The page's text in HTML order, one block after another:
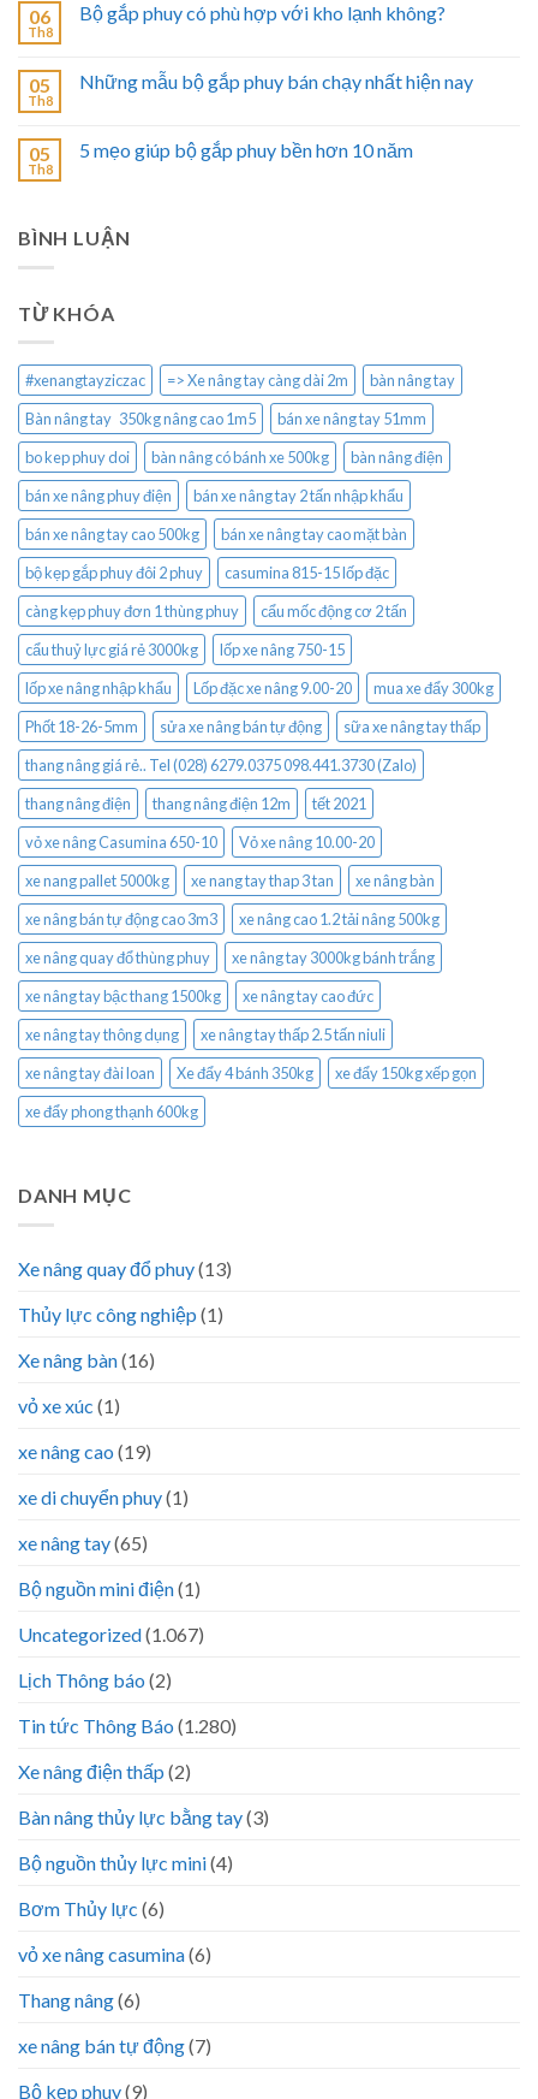
06
Th8
Bộ gắp phuy có phù hợp với kho lạnh không?
05
Th8
Những mẫu bộ gắp phuy bán chạy nhất hiện nay
05
Th8
5 mẹo giúp bộ gắp phuy bền hơn 10 năm
BÌNH LUẬN
TỪ KHÓA
#xenangtayziczac => Xe nâng tay càng dài 2m
bàn nâng tay
Bàn nâng tay 350kg nâng cao 1m5
bán xe nâng tay 51mm
bo kep phuy doi
bàn nâng có bánh xe 500kg
bàn nâng điện
bán xe nâng phuy điện
bán xe nâng tay 2 tấn nhập khẩu
bán xe nâng tay cao 500kg
bán xe nâng tay cao mặt bàn
bộ kẹp gắp phuy đôi 2 phuy
casumina 815-15 lốp đặc
càng kẹp phuy đơn 1 thùng phuy
cẩu mốc động cơ 2 tấn
cẩu thuỷ lực giá rẻ 3000kg
lốp xe nâng 750-15
lốp xe nâng nhập khẩu
Lốp đặc xe nâng 9.00-20
mua xe đẩy 300kg
Phốt 18-26-5mm
sửa xe nâng bán tự động
sữa xe nâng tay thấp
thang nâng giá rẻ.. Tel (028) 6279.0375 098.441.3730 (Zalo)
thang nâng điện
thang nâng điện 12m
tết 2021
vỏ xe nâng Casumina 650-10
Vỏ xe nâng 10.00-20
xe nang pallet 5000kg
xe nang tay thap 3 tan
xe nâng bàn
xe nâng bán tự động cao 3m3
xe nâng cao 1.2 tải nâng 500kg
xe nâng quay đổ thùng phuy
xe nâng tay 3000kg bánh trắng
xe nâng tay bậc thang 1500kg
xe nâng tay cao đức
xe nâng tay thông dụng
xe nâng tay thấp 2.5 tấn niuli
xe nâng tay đài loan
Xe đẩy 4 bánh 350kg
xe đẩy 150kg xếp gọn
xe đẩy phong thạnh 600kg
DANH MỤC
Xe nâng quay đổ phuy(13)
Thủy lực công nghiệp (1)
Xe nâng bàn(16)
vỏ xe xúc (1)
xe nâng cao (19)
xe di chuyển phuy(1)
xe nâng tay(65)
Bộ nguồn mini điện(1)
Uncategorized(1.067)
Lịch Thông báo (2)
Tin tức Thông Báo (1.280)
Xe nâng điện thấp (2)
Bàn nâng thủy lực bằng tay(3)
Bộ nguồn thủy lực mini(4)
Bơm Thủy lực (6)
vỏ xe nâng casumina(6)
Thang nâng(6)
xe nâng bán tự động(7)
Bộ kẹp phuy(9)